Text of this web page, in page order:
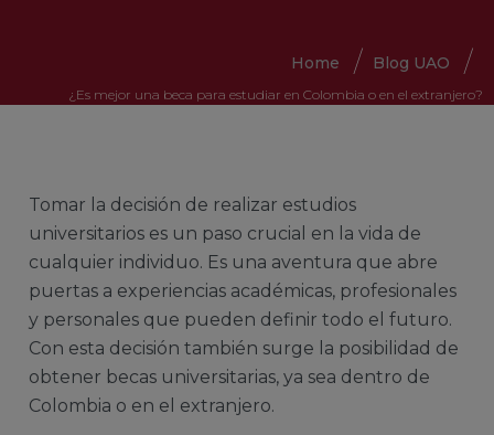
Home Blog UAO
¿Es mejor una beca para estudiar en Colombia o en el extranjero?
Tomar la decisión de realizar estudios
universitarios es un paso crucial en la vida de
cualquier individuo. Es una aventura que abre
puertas a experiencias académicas, profesionales
y personales que pueden definir todo el futuro.
Con esta decisión también surge la posibilidad de
obtener becas universitarias, ya sea dentro de
Colombia o en el extranjero.